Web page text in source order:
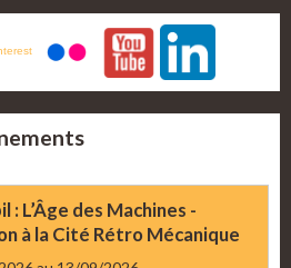
: L’Âge des Machines -
à la Cité Rétro Mécanique